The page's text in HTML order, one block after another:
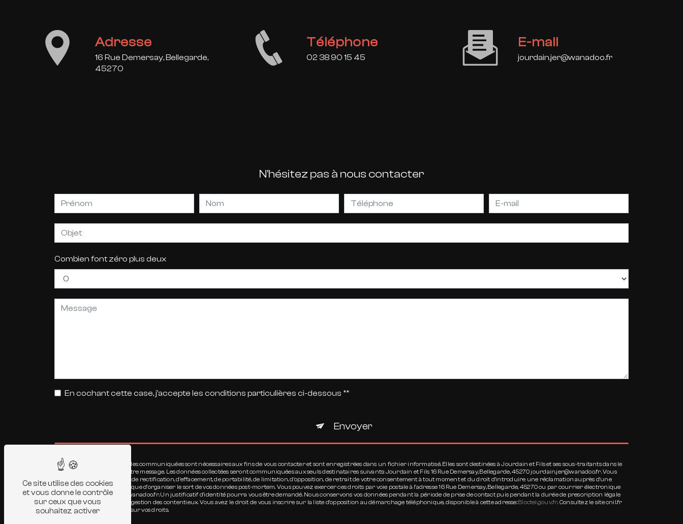
Adresse
16 Rue Demersay, Bellegarde,
45270
Téléphone
02 38 90 15 45
E-mail
jourdain.jer@wanadoo.fr
N'hésitez pas à nous contacter
Combien font zéro plus deux
En cochant cette case, j'accepte les conditions particulières ci-dessous **
Envoyer
** Les données personnelles communiquées sont nécessaires aux fins de vous contacter et sont enregistrées dans un fichier informatisé. Elles sont destinées à Jourdain et Fils et ses sous-traitants dans le
seul but de répondre à votre message. Les données collectées seront communiquées aux seuls destinataires suivants: Jourdain et Fils 16 Rue Demersay, Bellegarde, 45270 jourdain.jer@wanadoo.fr. Vous
disposez de droits d’accès, de rectification, d’effacement, de portabilité, de limitation, d’opposition, de retrait de votre consentement à tout moment et du droit d’introduire une réclamation auprès d’une
autorité de contrôle, ainsi que d’organiser le sort de vos données post-mortem. Vous pouvez exercer ces droits par voie postale à l'adresse 16 Rue Demersay, Bellegarde, 45270 ou par courrier électronique
à l'adresse jourdain.jer@wanadoo.fr. Un justificatif d'identité pourra vous être demandé. Nous conservons vos données pendant la période de prise de contact puis pendant la durée de prescription légale
aux fins probatoires et de gestion des contentieux. Vous avez le droit de vous inscrire sur la liste d'opposition au démarchage téléphonique, disponible à cette adresse: Bloctel.gouv.fr. Consultez le site cnil.fr
pour plus d’informations sur vos droits.
Ce site utilise des cookies
et vous donne le contrôle
sur ceux que vous
souhaitez activer